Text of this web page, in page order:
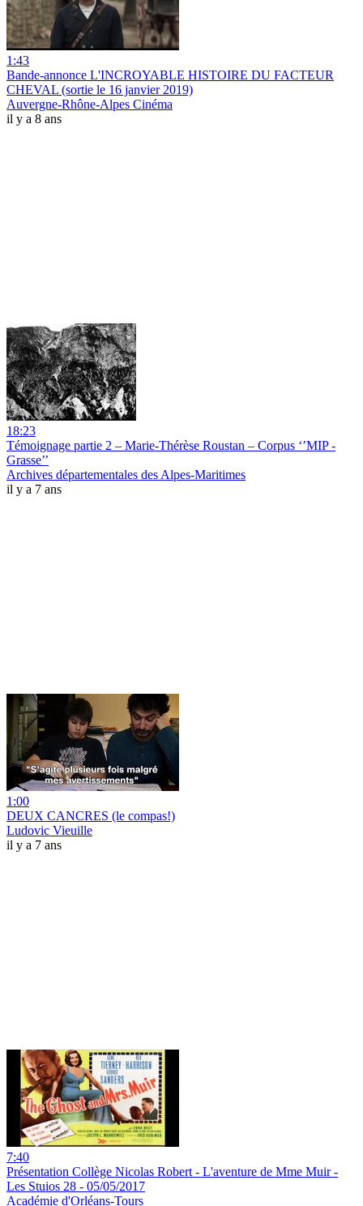
1:43
Bande-annonce L'INCROYABLE HISTOIRE DU FACTEUR
CHEVAL (sortie le 16 janvier 2019)
Auvergne-Rhône-Alpes Cinéma
il y a 8 ans
18:23
Témoignage partie 2 – Marie-Thérèse Roustan – Corpus ‘’MIP -
Grasse’’
Archives départementales des Alpes-Maritimes
il y a 7 ans
1:00
DEUX CANCRES (le compas!)
Ludovic Vieuille
il y a 7 ans
7:40
Présentation Collège Nicolas Robert - L'aventure de Mme Muir -
Les Stuios 28 - 05/05/2017
Académie d'Orléans-Tours